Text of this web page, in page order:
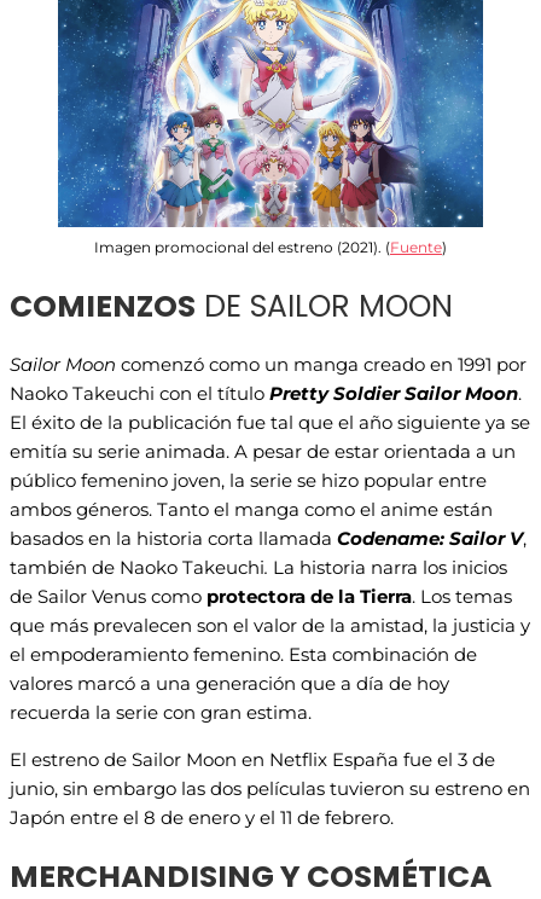
Imagen promocional del estreno (2021). (Fuente)
COMIENZOS DE SAILOR MOON
Sailor Moon comenzó como un manga creado en 1991 por
Naoko Takeuchi con el título Pretty Soldier Sailor Moon.
El éxito de la publicación fue tal que el año siguiente ya se
emitía su serie animada. A pesar de estar orientada a un
público femenino joven, la serie se hizo popular entre
ambos géneros. Tanto el manga como el anime están
basados en la historia corta llamada Codename: Sailor V,
también de Naoko Takeuchi. La historia narra los inicios
de Sailor Venus como protectora de la Tierra. Los temas
que más prevalecen son el valor de la amistad, la justicia y
el empoderamiento femenino. Esta combinación de
valores marcó a una generación que a día de hoy
recuerda la serie con gran estima.
El estreno de Sailor Moon en Netflix España fue el 3 de
junio, sin embargo las dos películas tuvieron su estreno en
Japón entre el 8 de enero y el 11 de febrero.
MERCHANDISING Y COSMÉTICA